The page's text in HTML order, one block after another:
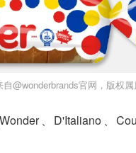
自@wonderbrands官网，版权
、D'Italiano、